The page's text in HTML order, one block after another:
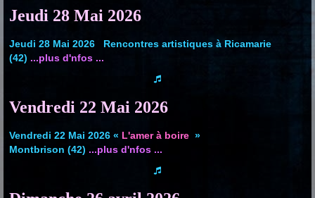
Jeudi 28 Mai 2026
Jeudi 28 Mai 2026 Rencontres artistiques à Ricamarie
(42) ...plus d'nfos ...
Vendredi 22 Mai 2026
Vendredi 22 Mai 2026 « L'amer à boire »
Montbrison (42) ...plus d'nfos ...